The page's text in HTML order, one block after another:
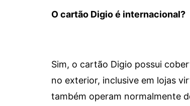
O cartão Digio é internacional?
Sim, o cartão Digio possui
no exterior, inclusive em lojas
também operam normalmente